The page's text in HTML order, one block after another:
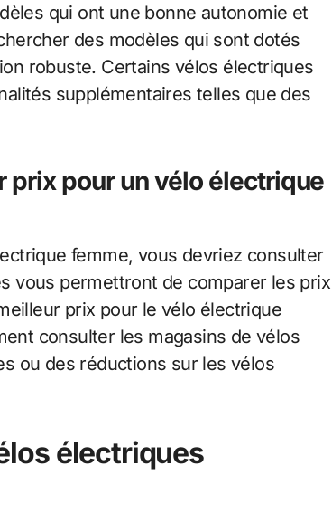
qui ont une bonne autonomie et
des modèles qui sont dotés
robuste. Certains vélos électriques
supplémentaires telles que des
pour un vélo électrique
femme, vous devriez consulter
vous permettront de comparer les prix
prix pour le vélo électrique
consulter les magasins de vélos
ou des réductions sur les vélos
électriques